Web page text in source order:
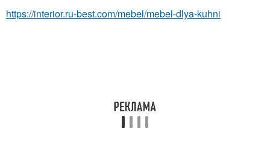
https://interior.ru-best.com/mebel/mebel-dlya-kuhni